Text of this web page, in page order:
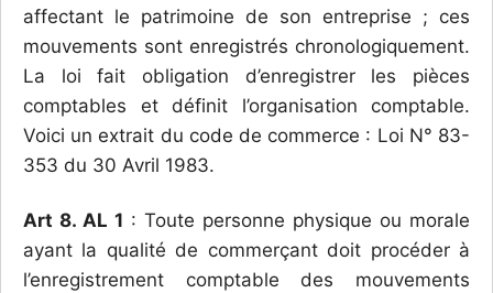
affectant le patrimoine de son entreprise ; ces
mouvements sont enregistrés chronologiquement.
La loi fait obligation d’enregistrer les pièces
comptables et définit l’organisation comptable.
Voici un extrait du code de commerce : Loi N° 83-
353 du 30 Avril 1983.
Art 8. AL 1 : Toute personne physique ou morale
ayant la qualité de commerçant doit procéder à
l’enregistrement comptable des mouvements